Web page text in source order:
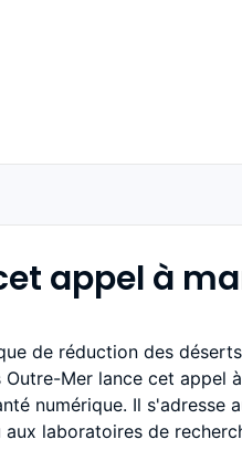
appel à
de réduction des
Outre-Mer lance cet appel
numérique. Il s'adresse
laboratoires de